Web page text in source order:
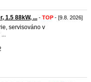
1.5 88kW, ... - TOP - [9.8. 2026]
servisováno v